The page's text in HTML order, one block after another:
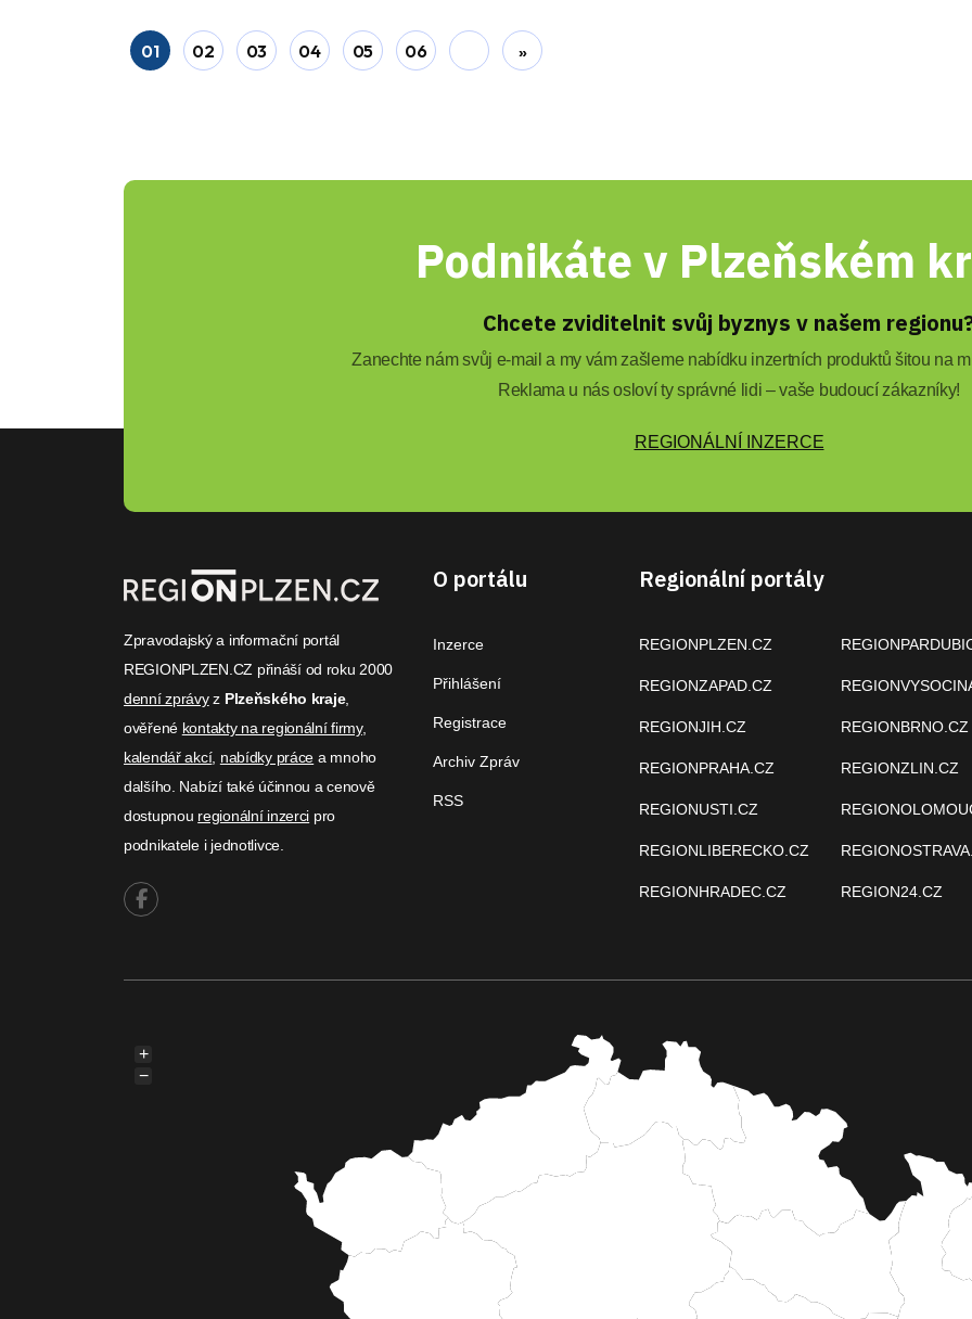
01 02 03 04 05 06 »
Podnikáte v Plzeňském
Chcete zviditelnit svůj byznys v našem
Zanechte nám svůj e-mail a my vám zašleme nabídku inzertních produktů šitou na
Reklama u nás osloví ty správné lidi – vaše budoucí zákazníky!
REGIONÁLNÍ INZERCE
Zpravodajský a informační portál
REGIONPLZEN.CZ přináší od roku 2000
denní zprávyz Plzeňského kraje,
ověřené kontakty na regionální firmy,
kalendář akcí, nabídky práce a mnoho
dalšího. Nabízí také účinnou a cenově
dostupnou regionální inzerci pro
podnikatele i jednotlivce.
O portálu
Inzerce
Přihlášení
Registrace
Archiv Zpráv
RSS
Regionální portály
REGIONPLZEN.CZ
REGIONZAPAD.CZ
REGIONJIH.CZ
REGIONPRAHA.CZ
REGIONUSTI.CZ
REGIONLIBERECKO.CZ
REGIONHRADEC.CZ
REGIONBRNO.CZ
REGIONZLIN.CZ
REGION24.CZ
+
−